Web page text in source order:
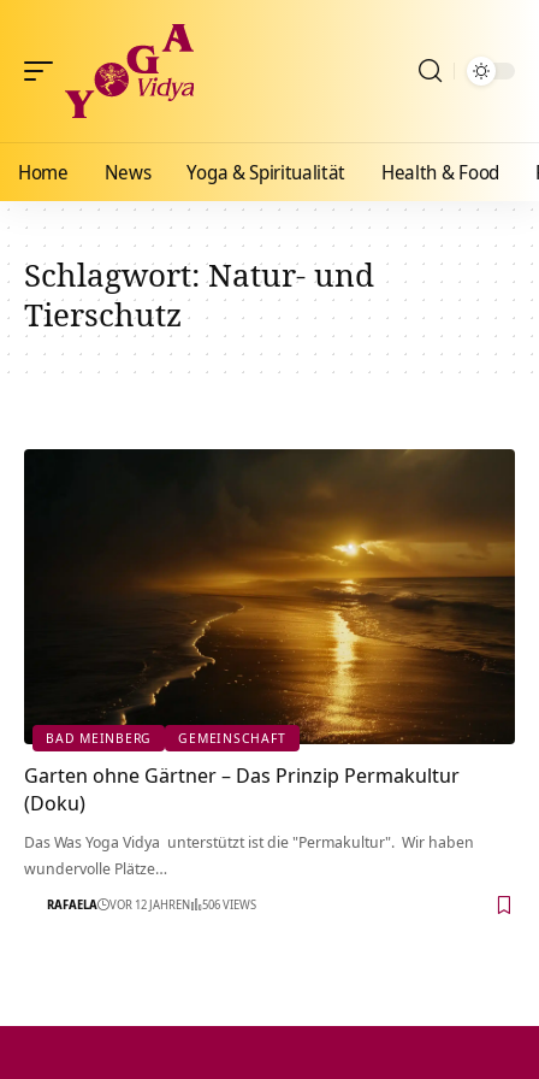
Home News Yoga & Spiritualität Health & Food
Schlagwort:Natur- und
Tierschutz
BAD MEINBERG GEMEINSCHAFT
Garten ohne Gärtner – Das Prinzip Permakultur
(Doku)
Das Was Yoga Vidya unterstützt ist die "Permakultur". Wir haben
wundervolle Plätze…
RAFAELA VOR 12 JAHREN 506 VIEWS